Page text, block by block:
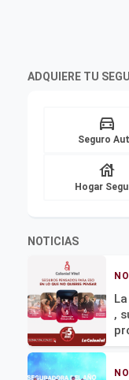
ADQUIERE TU
directions_car
Seguro
house
Hogar
NOTICIAS
,